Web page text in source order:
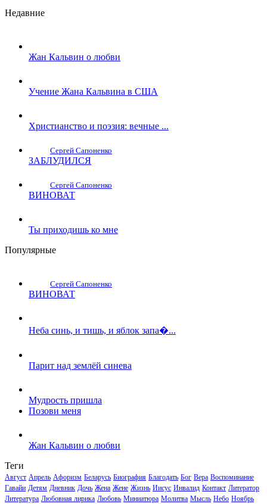
Недавние
Жан Кальвин о любви
Учение Жана Кальвина в США
Христианство и поэзия: вечные ...
Сергей Сапоненко
ЗАБЛУДИЛСЯ
Сергей Сапоненко
ВИНОВАТ
Ты приходишь ко мне
Популярные
Сергей Сапоненко
ВИНОВАТ
Неба синь, и тишь, и яблок запа�...
Парит над землёй синева
Мудрость пришла
Позови меня
Жан Кальвин о любви
Теги
Август Апрель Афоризм Беларусь Биография Благодать Бог Вера Воспоминание
Гавайи Детям Дневник Дочь Жена Жене Жизнь Иисус Инвалид Контакт Литератор
Литература Любовная лирика Любовь Миниатюра Молитва Мысль Небо Ноябрь